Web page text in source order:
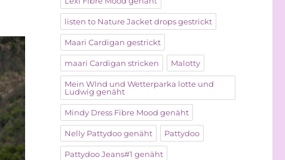
listen to Nature Jacket drops gestrickt
Maari Cardigan gestrickt
maari Cardigan stricken Malotty
Mein WInd und Wetterparka lotte und
Ludwig genäht
Mindy Dress Fibre Mood genäht
Nelly Pattydoo genäht Pattydoo
Pattydoo Jeans#1 genäht